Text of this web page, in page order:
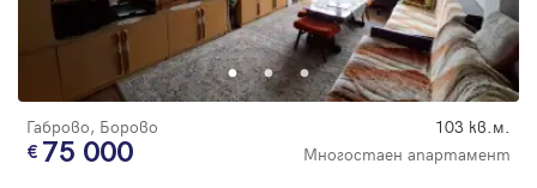
Габрово, Борово 103 кв.м.
75 000 Многостаен апартамент